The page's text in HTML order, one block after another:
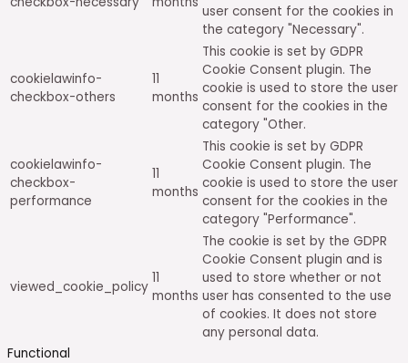
user consent for the cookies in
the category "Necessary".
cookielawinfo-
checkbox-others
11
months
This cookie is set by GDPR
Cookie Consent plugin. The
cookie is used to store the user
consent for the cookies in the
category "Other.
cookielawinfo-
checkbox-
performance
11
months
This cookie is set by GDPR
Cookie Consent plugin. The
cookie is used to store the user
consent for the cookies in the
category "Performance".
viewed_cookie_policy
11
months
The cookie is set by the GDPR
Cookie Consent plugin and is
used to store whether or not
user has consented to the use
of cookies. It does not store
any personal data.
Functional